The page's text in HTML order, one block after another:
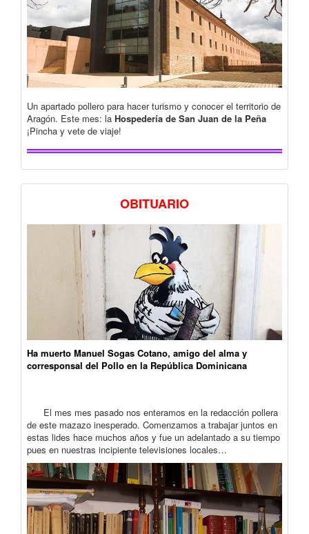
Un apartado pollero para hacer turismo y conocer el territorio de
Aragón. Este mes: la Hospedería de San Juan de la Peña
¡Pincha y vete de viaje!
OBITUARIO
Ha muerto Manuel Sogas Cotano, amigo del alma y
corresponsal del Pollo en la República Dominicana
El mes mes pasado nos enteramos en la redacción pollera
de este mazazo inesperado. Comenzamos a trabajar juntos en
estas lides hace muchos años y fue un adelantado a su tiempo
pues en nuestras incipiente televisiones locales…